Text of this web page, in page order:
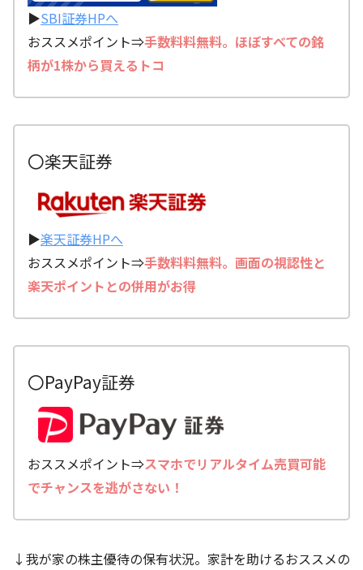
▶SBI証券HPへ
おススメポイント⇒手数料料無料。ほぼすべての銘
柄が1株から買えるトコ
〇楽天証券
▶楽天証券HPへ
おススメポイント⇒手数料料無料。画面の視認性と
楽天ポイントとの併用がお得
〇PayPay証券
おススメポイント⇒スマホでリアルタイム売買可能
でチャンスを逃がさない！
↓我が家の株主優待の保有状況。家計を助けるおススメの